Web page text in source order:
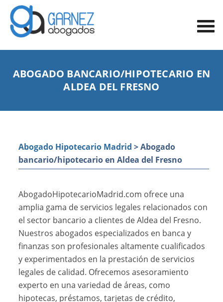
ABOGADO BANCARIO/HIPOTECARIO EN
ALDEA DEL FRESNO
Abogado Hipotecario Madrid > Abogado
bancario/hipotecario en Aldea del Fresno
AbogadoHipotecarioMadrid.com ofrece una
amplia gama de servicios legales relacionados con
el sector bancario a clientes de Aldea del Fresno.
Nuestros abogados especializados en banca y
finanzas son profesionales altamente cualificados
y experimentados en la prestación de servicios
legales de calidad. Ofrecemos asesoramiento
experto en una variedad de áreas, como
hipotecas, préstamos, tarjetas de crédito,